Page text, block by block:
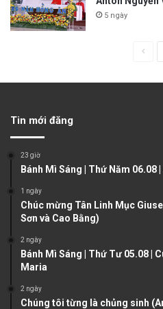
5 ngày
u
p
Tin mới đăng
23 giờ
Bánh Mì Sáng | Thứ Năm 06.08
1 ngày
Chúc mừng Tân Linh Mục
Sơn và Cao Bằng)
2 ngày
Bánh Mì Sáng | Thứ Tư 05.08 |
Maria
2 ngày
Chúng tôi từng là chủng sinh